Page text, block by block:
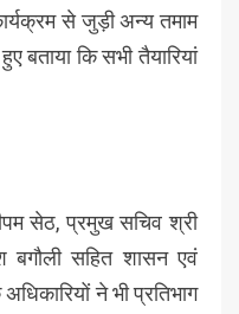
से जुड़ी अन्य तमाम
बताया कि सभी तैयारियां
सेठ, प्रमुख सचिव श्री
सहित शासन एवं
ने भी प्रतिभाग